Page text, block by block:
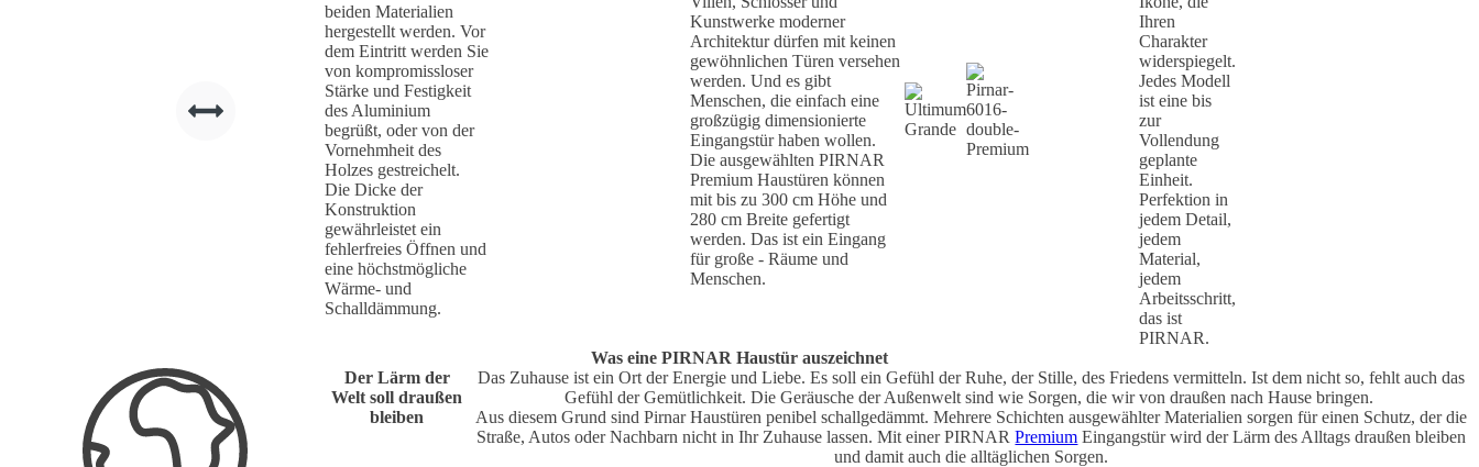
beiden Materialien
hergestellt werden. Vor
dem Eintritt werden Sie
von kompromissloser
Stärke und Festigkeit
des Aluminium
begrüßt, oder von der
Vornehmheit des
Holzes gestreichelt.
Die Dicke der
Konstruktion
gewährleistet ein
fehlerfreies Öffnen und
eine höchstmögliche
Wärme- und
Schalldämmung.
Kunstwerke moderner
Architektur dürfen mit keinen
gewöhnlichen Türen versehen
werden. Und es gibt
Menschen, die einfach eine
großzügig dimensionierte
Eingangstür haben wollen.
Die ausgewählten PIRNAR
Premium Haustüren können
mit bis zu 300 cm Höhe und
280 cm Breite gefertigt
werden. Das ist ein Eingang
für große - Räume und
Menschen.
Ihren
Charakter
widerspiegelt.
Jedes Modell
ist eine bis
zur
Vollendung
geplante
Einheit.
Perfektion in
jedem Detail,
jedem
Material,
jedem
Arbeitsschritt,
das ist
PIRNAR.
Was eine PIRNAR Haustür auszeichnet
Der Lärm der
Welt soll draußen
bleiben
Das Zuhause ist ein Ort der Energie und Liebe. Es soll ein Gefühl der Ruhe, der Stille, des Friedens vermitteln. Ist dem nicht so, fehlt auch das
Gefühl der Gemütlichkeit. Die Geräusche der Außenwelt sind wie Sorgen, die wir von draußen nach Hause bringen.
Aus diesem Grund sind Pirnar Haustüren penibel schallgedämmt. Mehrere Schichten ausgewählter Materialien sorgen für einen Schutz, der die
Straße, Autos oder Nachbarn nicht in Ihr Zuhause lassen. Mit einer PIRNARPremium Eingangstür wird der Lärm des Alltags draußen bleiben
und damit auch die alltäglichen Sorgen.